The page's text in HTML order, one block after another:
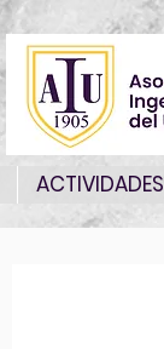
ACTIVIDADES